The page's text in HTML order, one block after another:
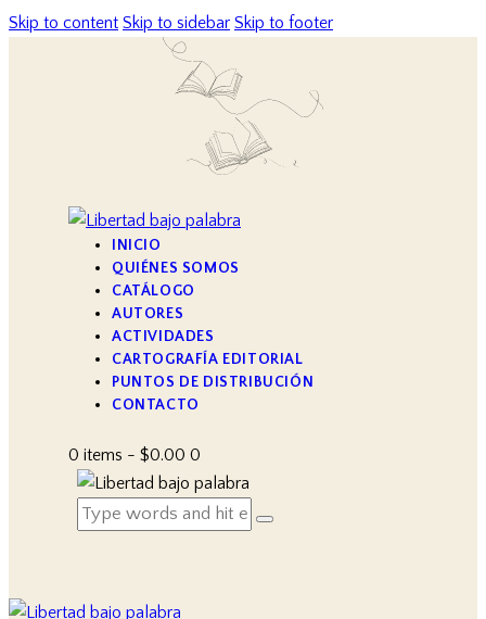
Skip to content Skip to sidebar Skip to footer
INICIO
QUIÉNES SOMOS
CATÁLOGO
AUTORES
ACTIVIDADES
CARTOGRAFÍA EDITORIAL
PUNTOS DE DISTRIBUCIÓN
CONTACTO
0 items - $0.00 0